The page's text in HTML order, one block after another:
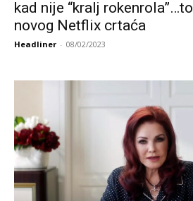
kad nije “kralj
novog Netflix crtaća
Headliner - 08/02/2023